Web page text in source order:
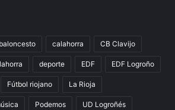
baloncesto calahorra CB Clavijo
deporte EDF EDF Logroño
Fútbol riojano La Rioja
Podemos UD Logroñés